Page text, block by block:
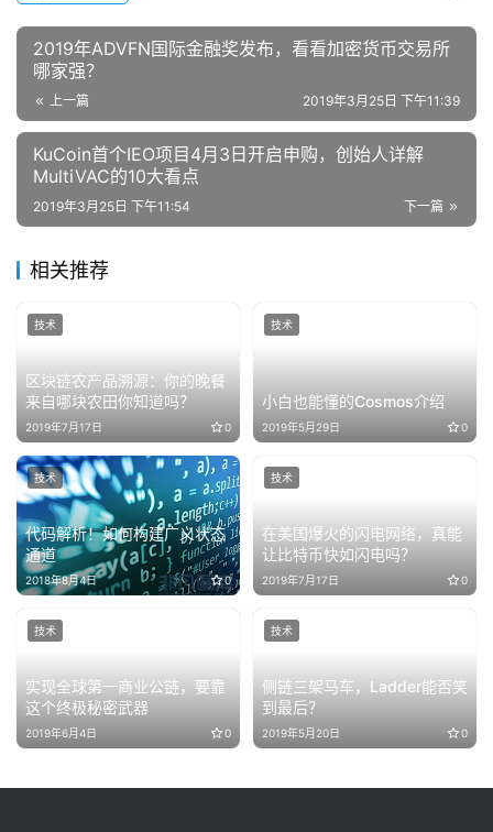
2019年ADVFN国际金融奖发布，看看加密货币交易所
哪家强？
上一篇 2019年3月25日 下午11:39
KuCoin首个IEO项目4月3日开启申购，创始人详解
MultiVAC的10大看点
下一篇
2019年3月25日 下午11:54
相关推荐
区块链农产品溯源：你的晚餐
来自哪块农田你知道吗？
2019年7月17日 0
技术
小白也能懂的Cosmos介绍
2019年5月29日 0
技术
代码解析！如何构建广义状态
通道
2018年8月4日 0
技术
在美国爆火的闪电网络，真能
让比特币快如闪电吗？
2019年7月17日 0
技术
实现全球第一商业公链，要靠
这个终极秘密武器
2019年6月4日 0
技术
侧链三架马车，Ladder能否笑
到最后？
2019年5月20日 0
技术